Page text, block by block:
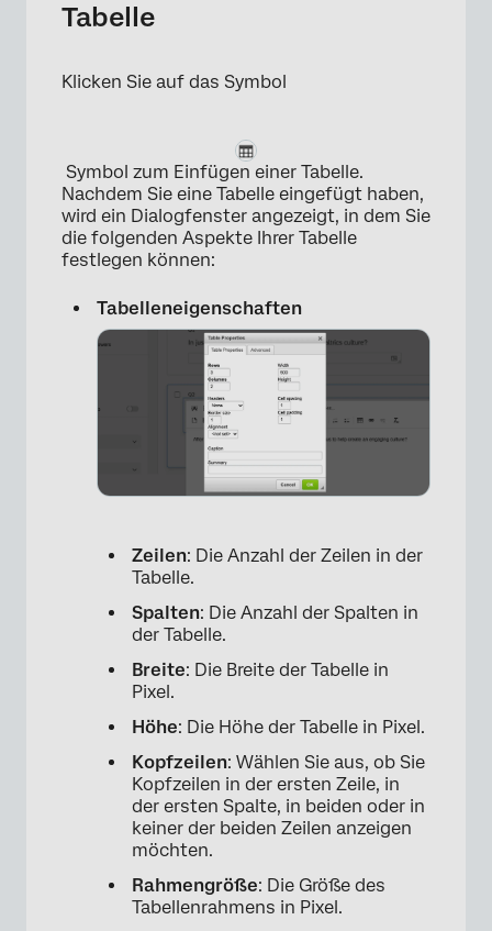
Tabelle
Klicken Sie auf das Symbol
Symbol zum Einfügen einer Tabelle.
Nachdem Sie eine Tabelle eingefügt haben,
wird ein Dialogfenster angezeigt, in dem Sie
die folgenden Aspekte Ihrer Tabelle
festlegen können:
Tabelleneigenschaften
Zeilen: Die Anzahl der Zeilen in der
Tabelle.
Spalten: Die Anzahl der Spalten in
der Tabelle.
Breite: Die Breite der Tabelle in
Pixel.
Höhe: Die Höhe der Tabelle in Pixel.
Kopfzeilen: Wählen Sie aus, ob Sie
Kopfzeilen in der ersten Zeile, in
der ersten Spalte, in beiden oder in
keiner der beiden Zeilen anzeigen
möchten.
Rahmengröße: Die Größe des
Tabellenrahmens in Pixel.